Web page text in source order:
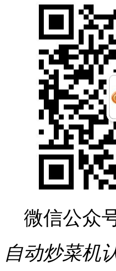
微信公众
自动炒菜机